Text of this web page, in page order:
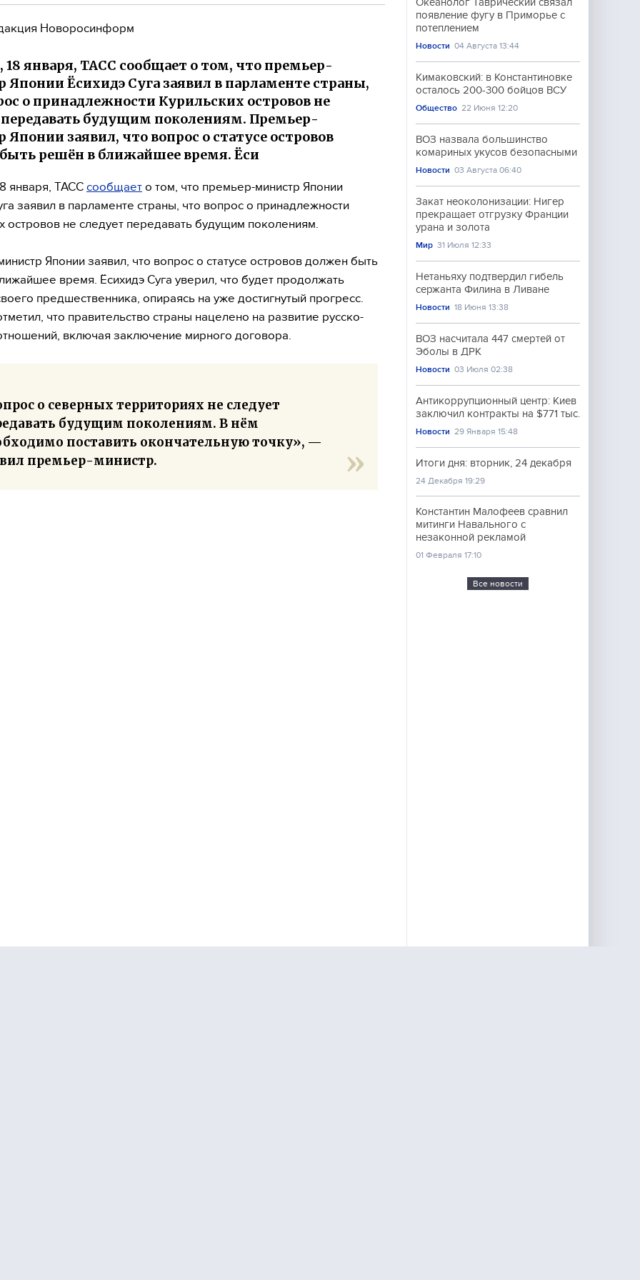
Новоросинформ
18 января, ТАСС сообщает о том, что премьер-
Японии Ёсихидэ Суга заявил в парламенте страны,
о принадлежности Курильских островов не
передавать будущим поколениям. Премьер-
заявил, что вопрос о статусе островов
решён в ближайшее время. Ёси
января, ТАСС сообщает о том, что премьер-министр Японии
заявил в парламенте страны, что вопрос о принадлежности
островов не следует передавать будущим поколениям.
Японии заявил, что вопрос о статусе островов должен быть
время. Ёсихидэ Суга уверил, что будет продолжать
предшественника, опираясь на уже достигнутый прогресс.
что правительство страны нацелено на развитие русско-
включая заключение мирного договора.
о северных территориях не следует
будущим поколениям. В нём
поставить окончательную точку», —
премьер-министр.
появление фугу в Приморье с
потеплением
Новости 04 Августа 13:44
Кимаковский: в Константиновке
осталось 200-300 бойцов ВСУ
Общество 22 Июня 12:20
ВОЗ назвала большинство
комариных укусов безопасными
Новости 03 Августа 06:40
Закат неоколонизации: Нигер
прекращает отгрузку Франции
урана и золота
Мир 31 Июля 12:33
Нетаньяху подтвердил гибель
сержанта Филина в Ливане
Новости 18 Июня 13:38
ВОЗ насчитала 447 смертей от
Эболы в ДРК
Новости 03 Июля 02:38
Антикоррупционный центр: Киев
заключил контракты на $771 тыс.
Новости 29 Января 15:48
Итоги дня: вторник, 24 декабря
24 Декабря 19:29
Константин Малофеев сравнил
митинги Навального с
незаконной рекламой
01 Февраля 17:10
Все новости